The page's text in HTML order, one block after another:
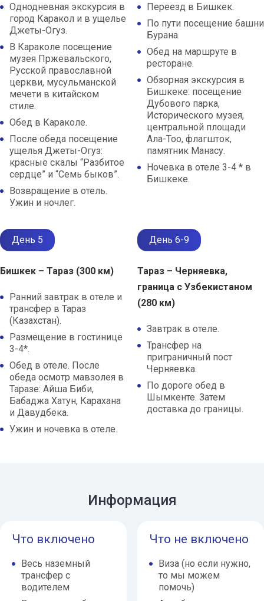
Однодневная экскурсия в
город Каракол и в ущелье
Джеты-Огуз.
В Караколе посещение
музея Пржевальского,
Русской православной
церкви, мусульманской
мечети в китайском
стиле.
Обед в Караколе.
После обеда посещение
ущелья Джеты-Огуз:
красные скалы “Разбитое
сердце” и “Семь быков”.
Возвращение в отель.
Ужин и ночлег.
Переезд в Бишкек.
По пути посещение башни
Бурана.
Обед на маршруте в
ресторане.
Обзорная экскурсия в
Бишкеке: посещение
Дубового парка,
Исторического музея,
центральной площади
Ала-Тоо, флагшток,
памятник Манасу.
Ночевка в отеле 3-4 * в
Бишкеке.
День 5
Бишкек – ​​Тараз (300 км)
Ранний завтрак в отеле и
трансфер в Тараз
(Казахстан).
Размещение в гостинице
3-4*.
Обед в отеле. После
обеда осмотр мавзолея в
Таразе: Айша Биби,
Бабаджа Хатун, Карахана
и Давудбека.
Ужин и ночевка в отеле.
День 6-9
Тараз – Черняевка,
граница с Узбекистаном
(280 км)
Завтрак в отеле.
Трансфер на
приграничный пост
Черняевка.
По дороге обед в
Шымкенте. Затем
доставка до границы.
Информация
Что включено
Весь наземный
трансфер с
водителем
Что не включено
Виза (но если нужно,
то мы можем
помочь)